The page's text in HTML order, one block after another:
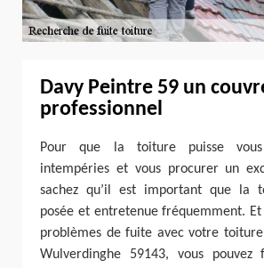
Davy Peintre 59 un
professionnel
Pour que la toiture puisse
intempéries et vous procurer un
sachez qu’il est important que la
posée et entretenue fréquemment. Et
problèmes de fuite avec votre
Wulverdinghe 59143, vous